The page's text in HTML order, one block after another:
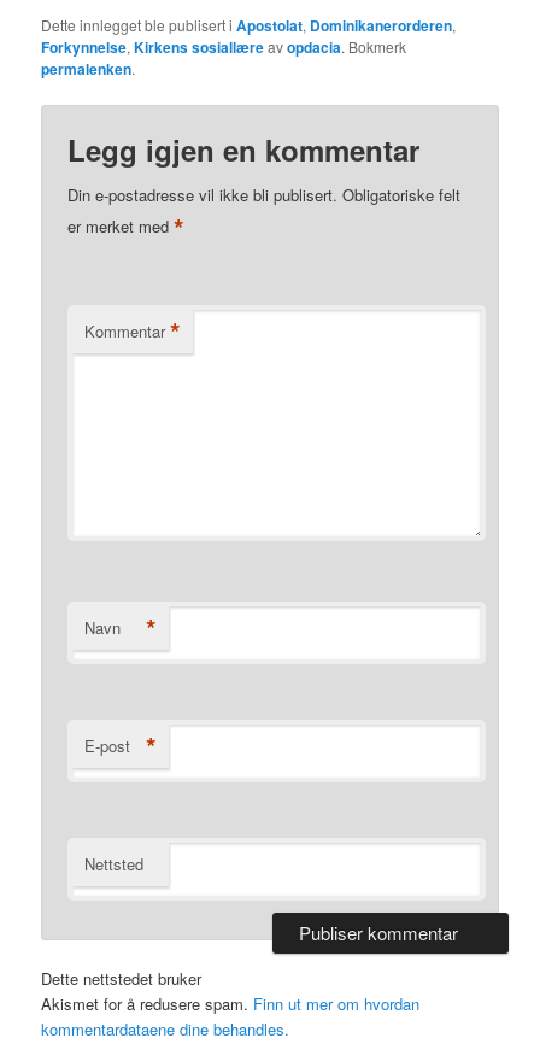
Dette innlegget ble publisert iApostolat, Dominikanerorderen,
Forkynnelse,Kirkens sosiallæreavopdacia. Bokmerk
permalenken.
Legg igjen en kommentar
Din e-postadresse vil ikke bli publisert. Obligatoriske felt
er merket med*
Kommentar *
Navn *
E-post *
Nettsted
Dette nettstedet bruker
Akismet for å redusere spam. Finn ut mer om hvordan
kommentardataene dine behandles.